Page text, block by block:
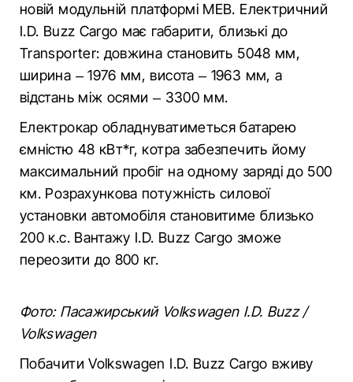
новій модульній платформі MEB. Електричний
I.D. Buzz Cargo має габарити, близькі до
Transporter: довжина становить 5048 мм,
ширина – 1976 мм, висота – 1963 мм, а
відстань між осями – 3300 мм.
Електрокар обладнуватиметься батарею
ємністю 48 кВт*г, котра забезпечить йому
максимальний пробіг на одному заряді до 500
км. Розрахункова потужність силової
установки автомобіля становитиме близько
200 к.с. Вантажу I.D. Buzz Cargo зможе
переозити до 800 кг.
Фото: Пасажирський Volkswagen I.D. Buzz /
Volkswagen
Побачити Volkswagen I.D. Buzz Cargo вживу